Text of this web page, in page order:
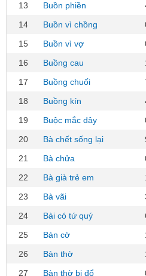
13
Buồn phiền
14
Buồn vì chồng
15
Buồn vì vợ
16
Buồng cau
17
Buồng chuối
18
Buồng kín
19
Buộc mắc dây
20
Bà chết sống lại
21
Bà chửa
22
Bà già trẻ em
23
Bà vãi
24
Bài có tứ quý
25
Bàn cờ
26
Bàn thờ
27
Bàn thờ bị đổ